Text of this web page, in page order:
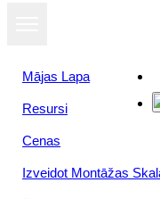
Mājas Lapa
Resursi
Cenas
Izveidot Montāžas